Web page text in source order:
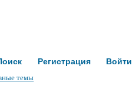
Регистрация Войти
темы